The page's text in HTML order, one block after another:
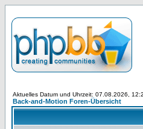
Aktuelles Datum und Uhrzeit: 07.08.2026,
Back-and-Motion Foren-Übersicht